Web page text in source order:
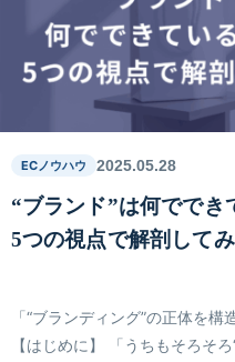
ECノウハウ 2025.05.28
“ブランド”は何ででき
5つの視点で解剖して
「“ブランディング”の正体を構
【はじめに】 「うちもそろそろ“ブランディン